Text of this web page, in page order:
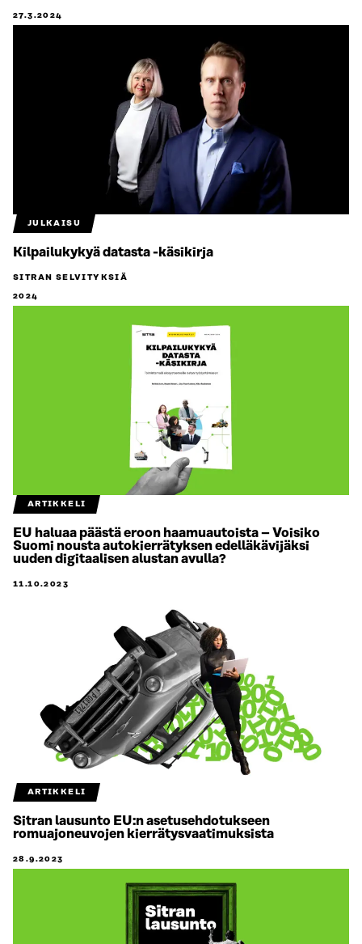
27.3.2024
JULKAISU
Kilpailukykyä datasta -käsikirja
SITRAN SELVITYKSIÄ
2024
ARTIKKELI
EU haluaa päästä eroon haamuautoista – Voisiko
Suomi nousta autokierrätyksen edelläkävijäksi
uuden digitaalisen alustan avulla?
11.10.2023
ARTIKKELI
Sitran lausunto EU:n asetusehdotukseen
romuajoneuvojen kierrätysvaatimuksista
28.9.2023